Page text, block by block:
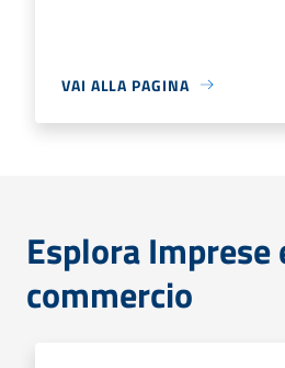
VAI ALLA PAGINA
Esplora Imprese
commercio